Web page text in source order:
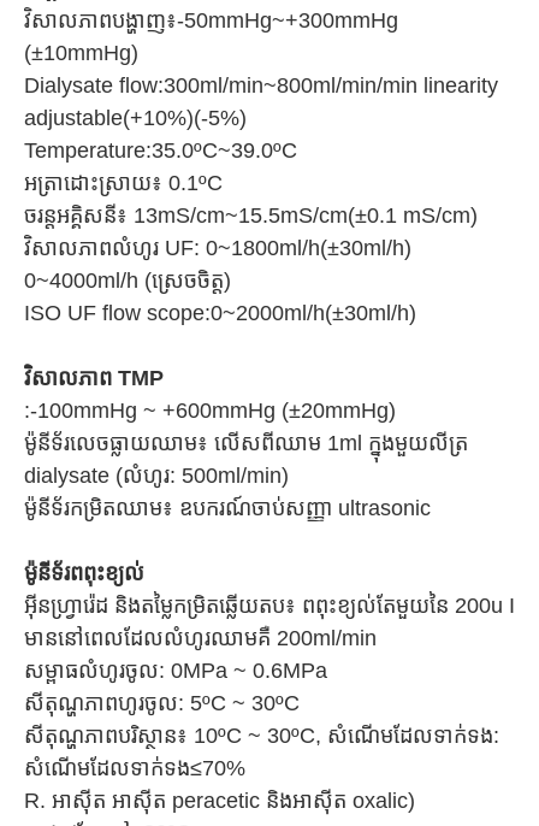
វិសាលភាពបង្ហាញ៖-50mmHg~+300mmHg
(±10mmHg)
Dialysate flow:300ml/min~800ml/min/min linearity
adjustable(+10%)(-5%)
Temperature:35.0ºC~39.0ºC
អត្រាដោះស្រាយ៖ 0.1ºC
ចរន្តអគ្គិសនី៖ 13mS/cm~15.5mS/cm(±0.1 mS/cm)
វិសាលភាពលំហូរ UF: 0~1800ml/h(±30ml/h)
0~4000ml/h (ស្រេចចិត្ត)
ISO UF flow scope:0~2000ml/h(±30ml/h)
វិសាលភាព TMP
:-100mmHg ~ +600mmHg (±20mmHg)
ម៉ូនីទ័រលេចធ្លាយឈាម៖ លើសពីឈាម 1ml ក្នុងមួយលីត្រ
dialysate (លំហូរ: 500ml/min)
ម៉ូនីទ័រកម្រិតឈាម៖ ឧបករណ៍ចាប់សញ្ញា ultrasonic
ម៉ូនីទ័រពពុះខ្យល់
អ៊ីនហ្វ្រារ៉េដ និងតម្លៃកម្រិតឆ្លើយតប៖ ពពុះខ្យល់តែមួយនៃ 200u I
មាននៅពេលដែលលំហូរឈាមគឺ 200ml/min
សម្ពាធលំហូរចូល: 0MPa ~ 0.6MPa
សីតុណ្ហភាពហូរចូល: 5ºC ~ 30ºC
សីតុណ្ហភាពបរិស្ថាន៖ 10ºC ~ 30ºC, សំណើមដែលទាក់ទង:
សំណើមដែលទាក់ទង≤70%
R. អាស៊ីត អាស៊ីត peracetic និងអាស៊ីត oxalic)